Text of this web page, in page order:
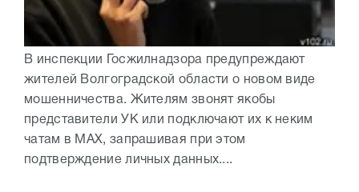
В инспекции Госжилнадзора предупреждают
жителей Волгоградской области о новом виде
мошенничества. Жителям звонят якобы
представители УК или подключают их к неким
чатам в МАХ, запрашивая при этом
подтверждение личных данных....